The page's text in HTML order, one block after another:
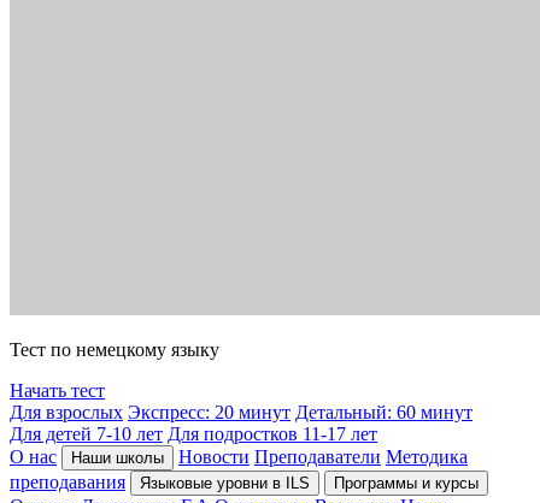
Тест по немецкому языку
Начать тест
Для взрослых Экспресс: 20 минут Детальный: 60 минут
Для детей 7-10 лет Для подростков 11-17 лет
О нас
Наши школы Новости Преподаватели Методика
преподавания
Языковые уровни в ILS Программы и курсы